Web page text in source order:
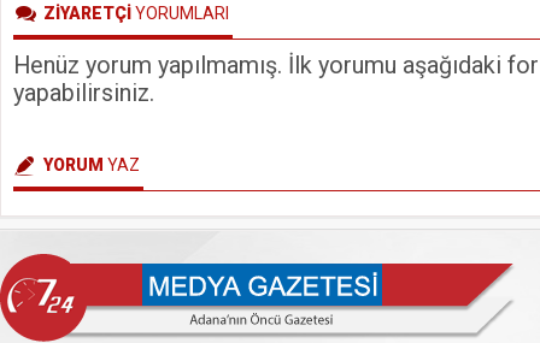
ZİYARETÇİYORUMLARI
Henüz yorum yapılmamış. İlk yorumu aşağıdaki
yapabilirsiniz.
YORUM YAZ